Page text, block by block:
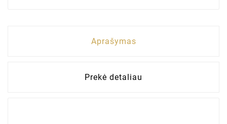
Aprašymas
Prekė detaliau